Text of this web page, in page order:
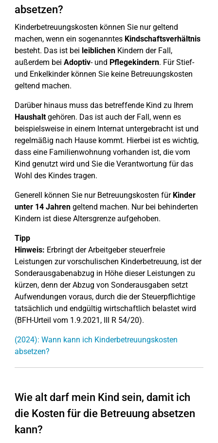
absetzen?
Kinderbetreuungskosten können Sie nur geltend
machen, wenn ein sogenanntes Kindschaftsverhältnis
besteht. Das ist bei leiblichen Kindern der Fall,
außerdem bei Adoptiv- und Pflegekindern. Für Stief-
und Enkelkinder können Sie keine Betreuungskosten
geltend machen.
Darüber hinaus muss das betreffende Kind zu Ihrem
Haushaltgehören. Das ist auch der Fall, wenn es
beispielsweise in einem Internat untergebracht ist und
regelmäßig nach Hause kommt. Hierbei ist es wichtig,
dass eine Familienwohnung vorhanden ist, die vom
Kind genutzt wird und Sie die Verantwortung für das
Wohl des Kindes tragen.
Generell können Sie nur Betreuungskosten für Kinder
unter 14 Jahren geltend machen. Nur bei behinderten
Kindern ist diese Altersgrenze aufgehoben.
Tipp
Hinweis: Erbringt der Arbeitgeber steuerfreie
Leistungen zur vorschulischen Kinderbetreuung, ist der
Sonderausgabenabzug in Höhe dieser Leistungen zu
kürzen, denn der Abzug von Sonderausgaben setzt
Aufwendungen voraus, durch die der Steuerpflichtige
tatsächlich und endgültig wirtschaftlich belastet wird
(BFH-Urteil vom 1.9.2021, III R 54/20).
(2024): Wann kann ich Kinderbetreuungskosten
absetzen?
Wie alt darf mein Kind sein, damit ich
die Kosten für die Betreuung absetzen
kann?